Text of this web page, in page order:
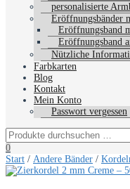
personalisierte
Eröffnungsbänder
Eröffnungsband
Eröffnungsband
Nützliche
Farbkarten
Blog
Kontakt
Mein Konto
Passwort vergessen
0
Start / Andere Bänder /